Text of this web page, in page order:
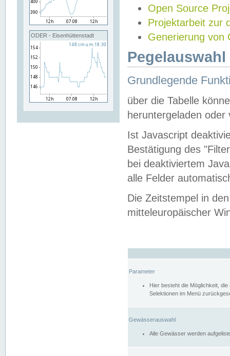
ODER - Eisenhüttenstadt
Open Source
Projektarbeit zur
Generierung von
Grundlegende
über die Tabelle
heruntergeladen oder
Ist Javascript
Bestätigung des
bei deaktiviertem
alle Felder
Die Zeitstempel in
mitteleuropäischer
Parameter
Hier besteht die Möglichkeit,
Selektionen im Menü
Gewässerauswahl
Alle Gewässer werden